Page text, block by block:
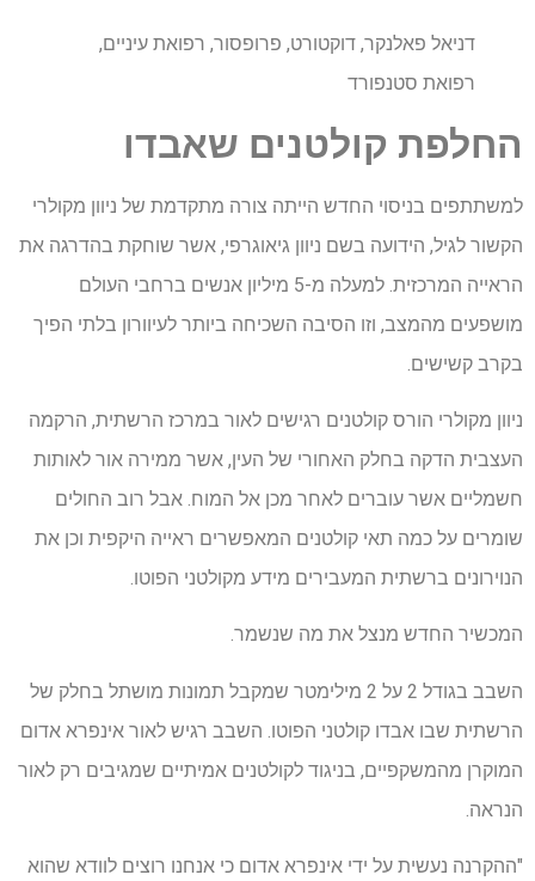
דניאל פאלנקר, דוקטורט, פרופסור, רפואת עיניים,
רפואת סטנפורד
החלפת קולטנים שאבדו
למשתתפים בניסוי החדש הייתה צורה מתקדמת של ניוון מקולרי
הקשור לגיל, הידועה בשם ניוון גיאוגרפי, אשר שוחקת בהדרגה את
הראייה המרכזית. למעלה מ-5 מיליון אנשים ברחבי העולם
מושפעים מהמצב, וזו הסיבה השכיחה ביותר לעיוורון בלתי הפיך
בקרב קשישים.
ניוון מקולרי הורס קולטנים רגישים לאור במרכז הרשתית, הרקמה
העצבית הדקה בחלק האחורי של העין, אשר ממירה אור לאותות
חשמליים אשר עוברים לאחר מכן אל המוח. אבל רוב החולים
שומרים על כמה תאי קולטנים המאפשרים ראייה היקפית וכן את
הנוירונים ברשתית המעבירים מידע מקולטני הפוטו.
המכשיר החדש מנצל את מה שנשמר.
השבב בגודל 2 על 2 מילימטר שמקבל תמונות מושתל בחלק של
הרשתית שבו אבדו קולטני הפוטו. השבב רגיש לאור אינפרא אדום
המוקרן מהמשקפיים, בניגוד לקולטנים אמיתיים שמגיבים רק לאור
הנראה.
"ההקרנה נעשית על ידי אינפרא אדום כי אנחנו רוצים לוודא שהוא